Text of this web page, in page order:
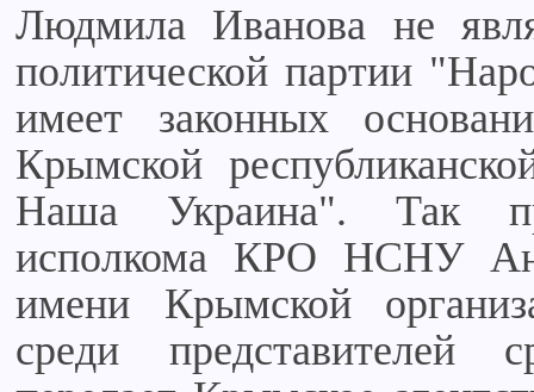
Людмила Иванова не
политической партии
имеет законных
Крымской
Наша Украина". Так
исполкома КРО НСНУ
имени Крымской
среди представителей